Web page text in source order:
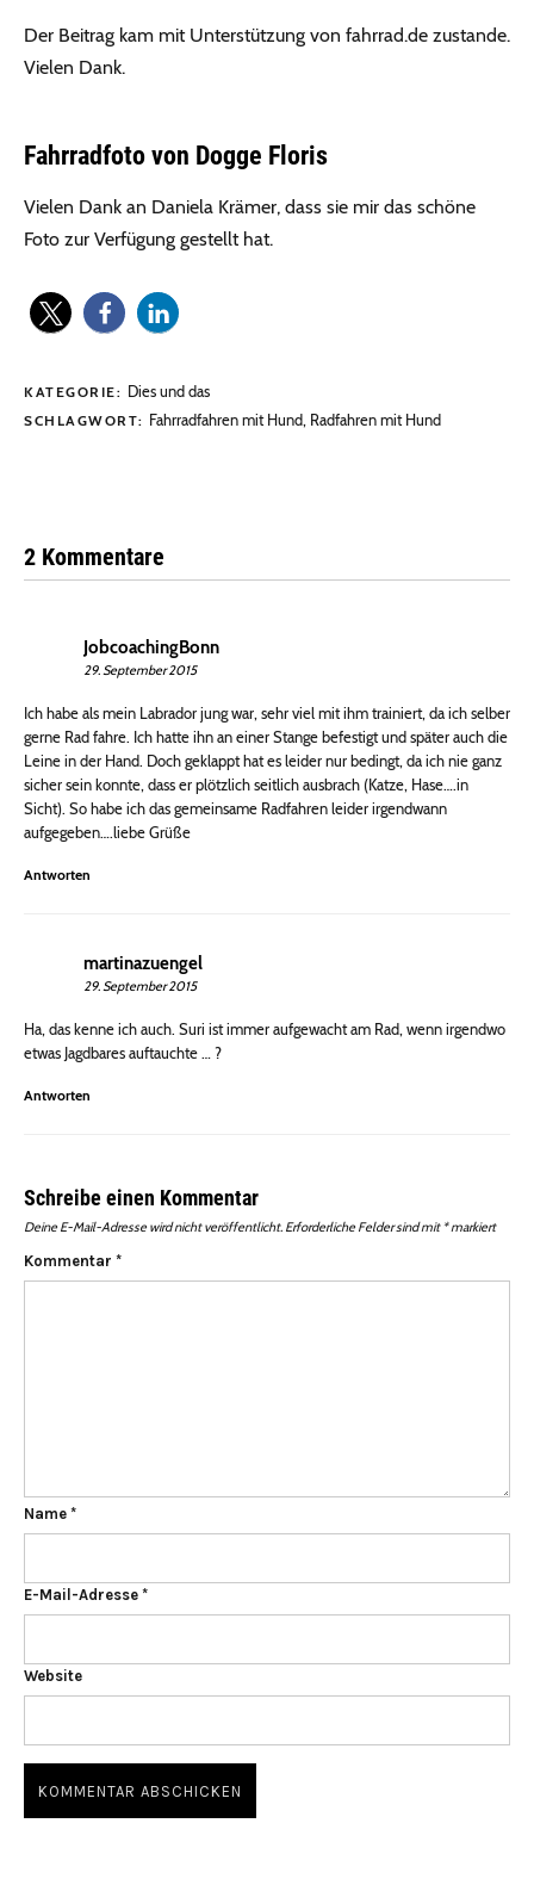
Der Beitrag kam mit Unterstützung von fahrrad.de zustande.
Vielen Dank.
Fahrradfoto von Dogge Floris
Vielen Dank an Daniela Krämer, dass sie mir das schöne
Foto zur Verfügung gestellt hat.
KATEGORIE: Dies und das
SCHLAGWORT: Fahrradfahren mit Hund, Radfahren mit Hund
2 Kommentare
JobcoachingBonn
29. September 2015
Ich habe als mein Labrador jung war, sehr viel mit ihm trainiert, da ich selber
gerne Rad fahre. Ich hatte ihn an einer Stange befestigt und später auch die
Leine in der Hand. Doch geklappt hat es leider nur bedingt, da ich nie ganz
sicher sein konnte, dass er plötzlich seitlich ausbrach (Katze, Hase….in
Sicht). So habe ich das gemeinsame Radfahren leider irgendwann
aufgegeben….liebe Grüße
Antworten
martinazuengel
29. September 2015
Ha, das kenne ich auch. Suri ist immer aufgewacht am Rad, wenn irgendwo
etwas Jagdbares auftauchte … ?
Antworten
Schreibe einen Kommentar
Deine E-Mail-Adresse wird nicht veröffentlicht. Erforderliche Felder sind mit *markiert
Kommentar *
Name *
E-Mail-Adresse *
Website